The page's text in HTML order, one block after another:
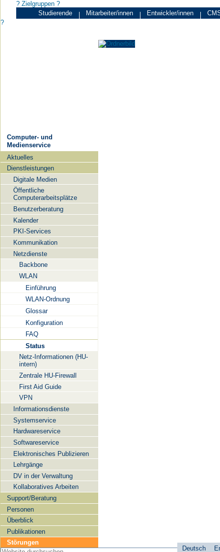
? Zielgruppen ?
Zielgruppen
Studierende Mitarbeiter/innen Entwickler/innen
?
Computer- und
Medienservice
Navigation
Aktuelles
Dienstleistungen
Digitale Medien
Öffentliche
Computerarbeitsplätze
Benutzerberatung
Kalender
PKI-Services
Kommunikation
Netzdienste
Backbone
WLAN
Einführung
WLAN-Ordnung
Glossar
Konfiguration
FAQ
Status
Netz-Informationen (HU-
intern)
Zentrale HU-Firewall
First Aid Guide
VPN
Informationsdienste
Systemservice
Hardwareservice
Softwareservice
Elektronisches Publizieren
Lehrgänge
DV in der Verwaltung
Kollaboratives Arbeiten
Support/Beratung
Personen
Überblick
Publikationen
Störungen
Deutsch